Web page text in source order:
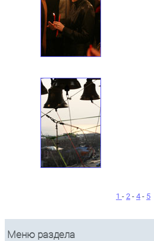
1 - 2 - 4 - 5
Меню раздела